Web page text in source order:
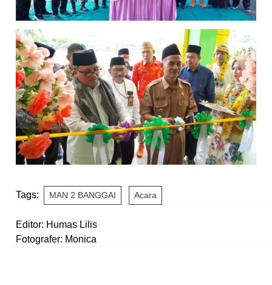
Tags: MAN 2 BANGGAI Acara
Editor: Humas Lilis
Fotografer: Monica